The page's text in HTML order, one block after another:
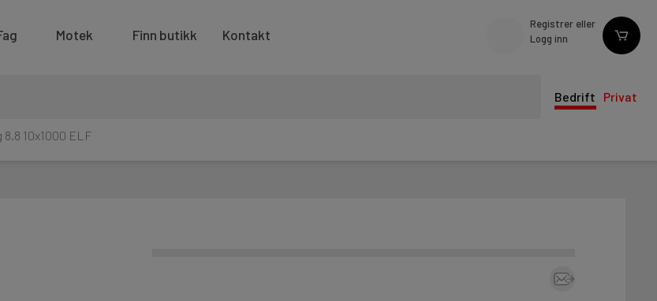
Motek Finn butikk Kontakt
Registrer eller
Logg inn
Bedrift Privat
8.8 10x1000 ELF